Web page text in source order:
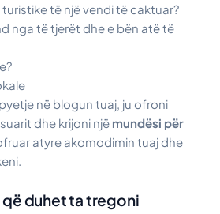
të një vendi të caktuar?
nga të tjerët dhe e bën atë të
në blogun tuaj, ju ofroni
dhe krijoni një mundësi për
atyre akomodimin tuaj dhe
që duhet ta tregoni